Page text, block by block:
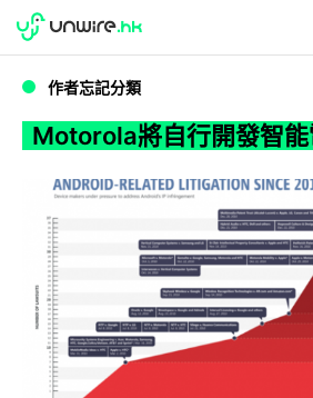
Motorola將自行開發智
WWDC 2026
作者忘記分類
Motorola將自行開發智能